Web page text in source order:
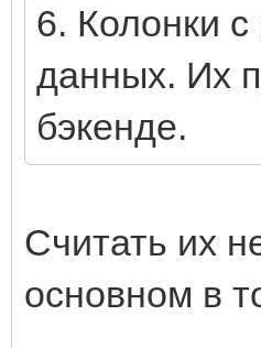
6. Колонки
данных. Их
бэкенде.
Считать их
основном в